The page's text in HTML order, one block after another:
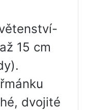
15 cm
dvojité